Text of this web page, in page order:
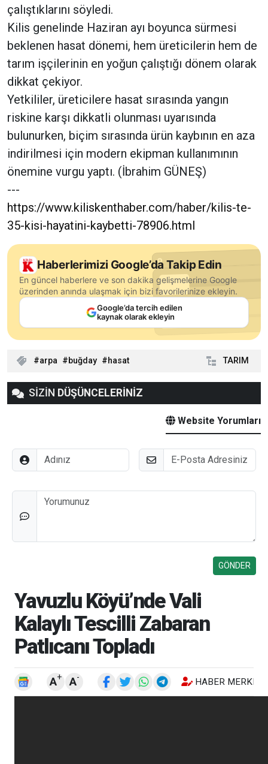
çalıştıklarını söyledi.
Kilis genelinde Haziran ayı boyunca sürmesi
beklenen hasat dönemi, hem üreticilerin hem de
tarım işçilerinin en yoğun çalıştığı dönem olarak
dikkat çekiyor.
Yetkililer, üreticilere hasat sırasında yangın
riskine karşı dikkatli olunması uyarısında
bulunurken, biçim sırasında ürün kaybının en aza
indirilmesi için modern ekipman kullanımının
önemine vurgu yaptı. (İbrahim GÜNEŞ)
---
https://www.kiliskenthaber.com/haber/kilis-te-
35-kisi-hayatini-kaybetti-78906.html
Haberlerimizi Google’da Takip Edin
En güncel haberlere ve son dakika gelişmelerine Google
üzerinden anında ulaşmak için bizi favorilerinize ekleyin.
Google’da tercih edilen
kaynak olarak ekleyin
arpa buğday hasat TARIM
SİZİN DÜŞÜNCELERİNİZ
Website Yorumları
Adınız E-Posta
Düşünceleriniz
Yavuzlu Köyü’nde Vali
Kalaylı Tescilli Zabaran
Patlıcanı Topladı
A+ A- HABER MERKEZI